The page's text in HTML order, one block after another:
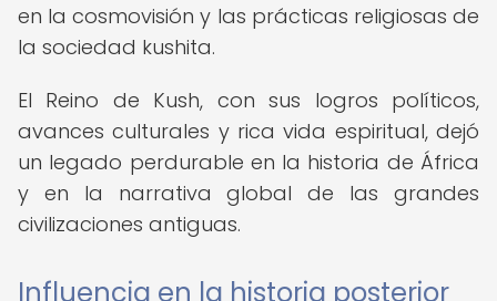
en la cosmovisión y las prácticas religiosas de
la sociedad kushita.
El Reino de Kush, con sus logros políticos,
avances culturales y rica vida espiritual, dejó
un legado perdurable en la historia de África
y en la narrativa global de las grandes
civilizaciones antiguas.
Influencia en la historia posterior